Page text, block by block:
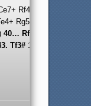
Rf4
Rg5
40… Rf4
Tf3#1-